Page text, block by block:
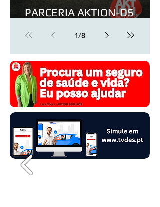
PARCERIA AKTION-DS
1/8